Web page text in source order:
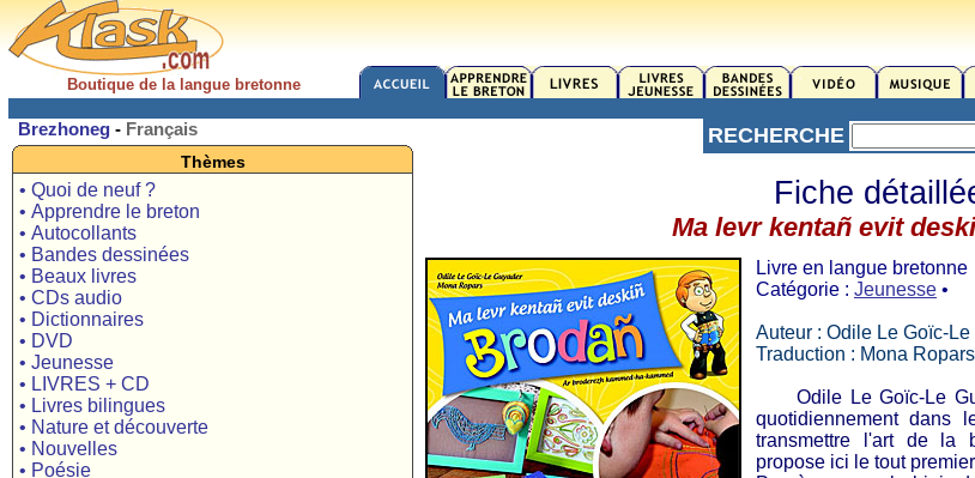
Boutique de la langue bretonne
Brezhoneg - Français
Thèmes
• Quoi de neuf ?
• Apprendre le breton
• Autocollants
• Bandes dessinées
• Beaux livres
• CDs audio
• Dictionnaires
• DVD
• Jeunesse
• LIVRES + CD
• Livres bilingues
• Nature et découverte
• Nouvelles
• Poésie
RECHERCHE
Fiche
Ma levr kentañ evit
Livre en langue bretonne
Catégorie : Jeunesse •
Auteur : Odile Le Goïc-Le
Traduction : Mona Ropars
Odile Le Goïc-Le
quotidiennement dans
transmettre l'art de la
propose ici le tout